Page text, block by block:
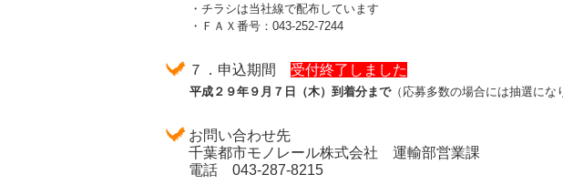
・チラシは当社線で配布しています
・ＦＡＸ番号：043-252-7244
７．申込期間 受付終了しました
平成２９年９月７日（木）到着分まで（応募多数の場合には抽選にな
お問い合わせ先
千葉都市モノレール株式会社 運輸部営業課
電話 043-287-8215